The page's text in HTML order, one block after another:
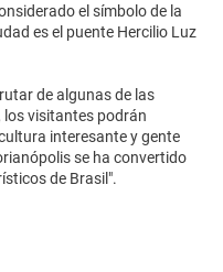
el símbolo de la
es el puente Hercilio Luz
de algunas de las
los visitantes podrán
interesante y gente
se ha convertido